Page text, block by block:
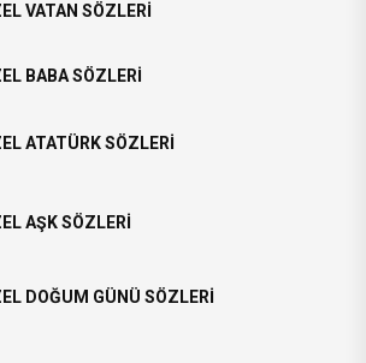
VATAN SÖZLERI
BABA SÖZLERI
ATATÜRK SÖZLERI
AŞK SÖZLERI
DOĞUM GÜNÜ SÖZLERI